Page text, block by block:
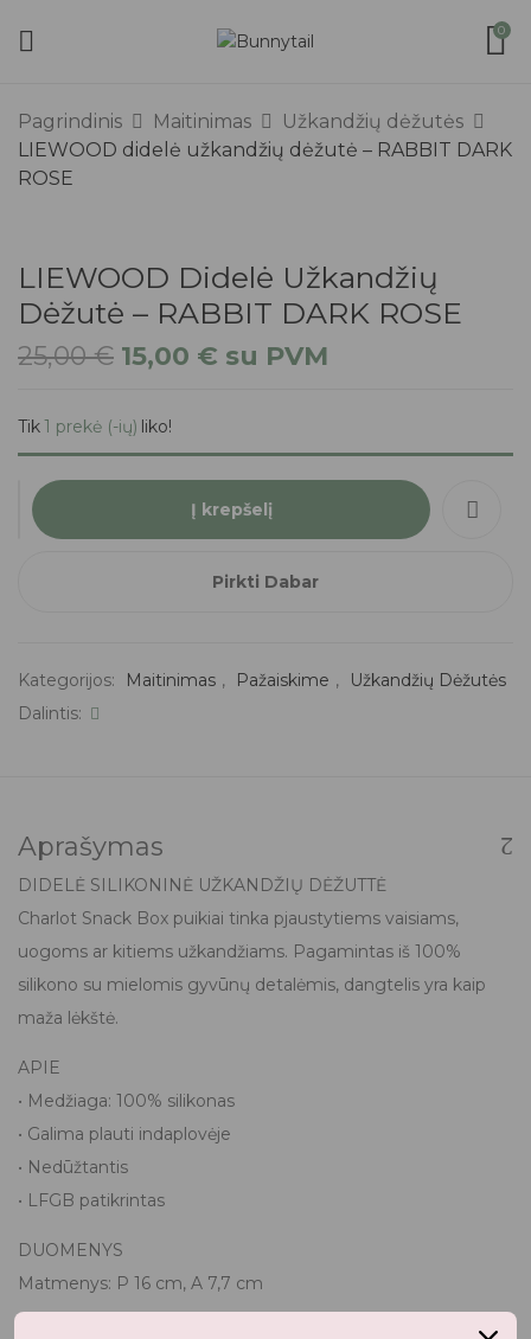
0
Pagrindinis Maitinimas
Užkandžių dėžutės
LIEWOOD didelė užkandžių dėžutė – RABBIT DARK
ROSE
LIEWOOD Didelė Užkandžių
Dėžutė – RABBIT DARK ROSE
25,00€ 15,00 € su PVM
Tik1 prekė (-ių) liko!
Į krepšelį
Pirkti Dabar
Kategorijos: Maitinimas , Pažaiskime ,
Užkandžių Dėžutės
Dalintis:
Aprašymas
DIDELĖ SILIKONINĖ UŽKANDŽIŲ DĖŽUTTĖ
Charlot Snack Box puikiai tinka pjaustytiems vaisiams,
uogoms ar kitiems užkandžiams. Pagamintas iš 100%
silikono su mielomis gyvūnų detalėmis, dangtelis yra kaip
maža lėkštė.
APIE
• Medžiaga: 100% silikonas
• Galima plauti indaplovėje
• Nedūžtantis
• LFGB patikrintas
DUOMENYS
Matmenys: P 16 cm, A 7,7 cm